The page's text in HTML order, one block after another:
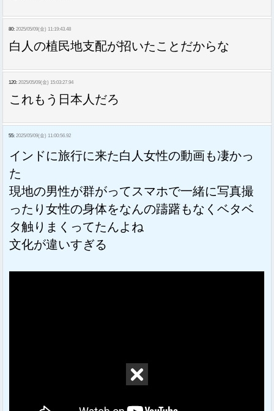
80: 2025/05/09(金) 11:19:43.48
白人の植民地支配が招いたことだからな
120: 2025/05/09(金) 15:03:27.94
これもう日本人だろ
55: 2025/05/09(金) 11:00:56.92
インドに旅行に来た白人女性の動画も凄かっ
た
現地の男性が群がってスマホで一緒に写真撮
ったり女性の身体をなんの躊躇もなくベタベ
タ触りまくってたんよね
文化が違いすぎる